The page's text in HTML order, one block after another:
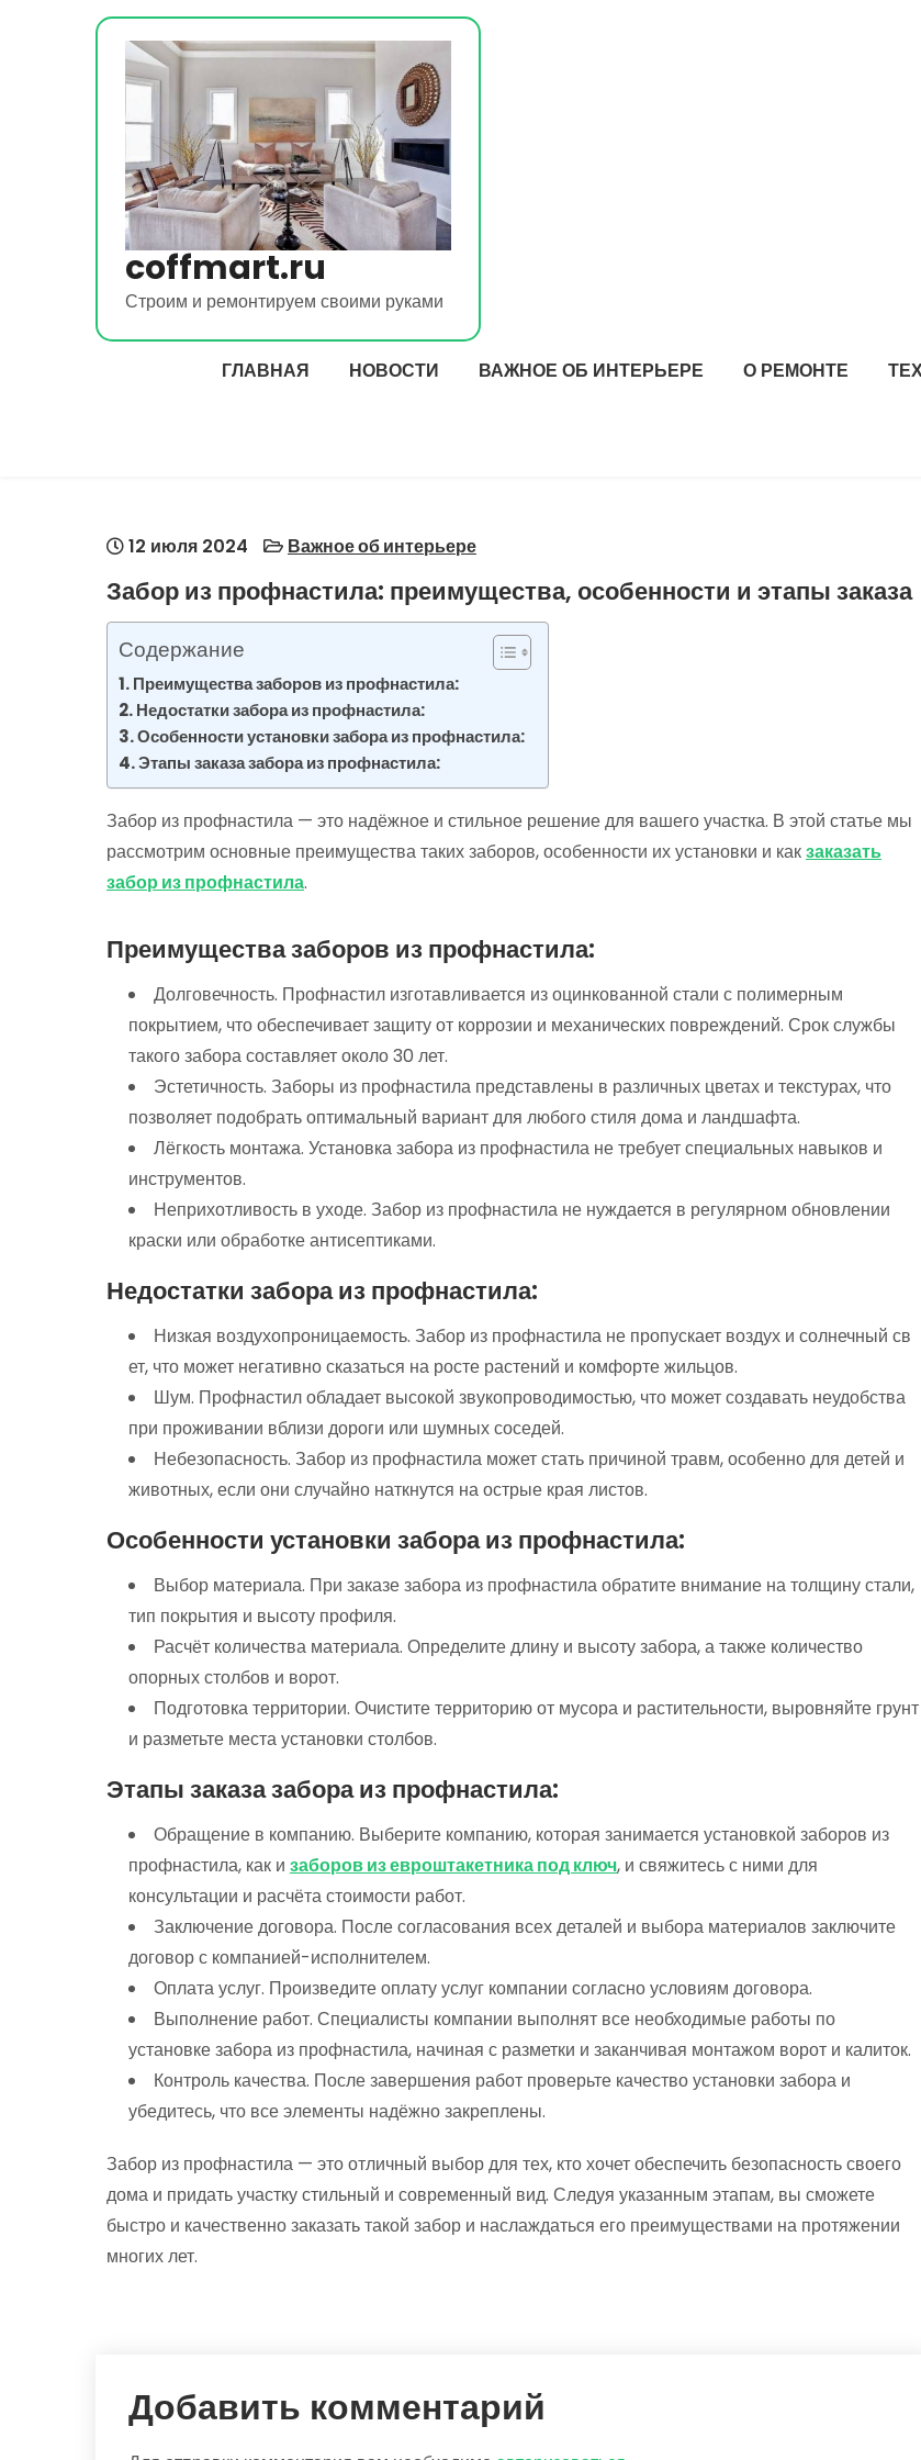
coffmart.ru
Строим и ремонтируем своими руками
ГЛАВНАЯ НОВОСТИ ВАЖНОЕ ОБ ИНТЕРЬЕРЕ О РЕМОНТЕ
12 июля 2024 Важное об интерьере
Забор из профнастила: преимущества, особенности и этапы заказа
Содержание
Преимущества заборов из профнастила:
Недостатки забора из профнастила:
Особенности установки забора из профнастила:
Этапы заказа забора из профнастила:
Забор из профнастила — это надёжное и стильное решение для вашего участка. В этой статье мы
рассмотрим основные преимущества таких заборов, особенности их установки и какзаказать
забор из профнастила.
Преимущества заборов из профнастила:
Долговечность. Профнастил изготавливается из оцинкованной стали с полимерным
покрытием, что обеспечивает защиту от коррозии и механических повреждений. Срок службы
такого забора составляет около 30 лет.
Эстетичность. Заборы из профнастила представлены в различных цветах и текстурах, что
позволяет подобрать оптимальный вариант для любого стиля дома и ландшафта.
Лёгкость монтажа. Установка забора из профнастила не требует специальных навыков и
инструментов.
Неприхотливость в уходе. Забор из профнастила не нуждается в регулярном обновлении
краски или обработке антисептиками.
Недостатки забораизпрофнастила:
Низкая воздухопроницаемость. Забор из профнастила не пропускает воздух и солнечный св
ет, что может негативносказаться на росте растений и комфортежильцов.
Шум. Профнастилобладает высокой звукопроводимостью, что можетсоздавать неудобства
при проживании вблизи дороги или шумныхсоседей.
Небезопасность. Забор из профнастила можетстать причиной травм,особеннодля детей и
животных,если они случайно наткнутся наострые края листов.
Особенности установки забора из профнастила:
Выбор материала. При заказе забора из профнастила обратите внимание на толщину стали,
тип покрытия и высоту профиля.
Расчёт количества материала. Определите длину и высоту забора, а также количество
опорных столбов и ворот.
Подготовка территории. Очистите территорию от мусора и растительности, выровняйте грунт
и разметьте места установки столбов.
Этапы заказа забора из профнастила:
Обращение в компанию. Выберите компанию, которая занимается установкой заборов из
профнастила, как и заборов из евроштакетника под ключ, и свяжитесь с ними для
консультации и расчёта стоимости работ.
Заключение договора. После согласования всех деталей и выбора материалов заключите
договор с компанией-исполнителем.
Оплата услуг. Произведите оплату услуг компании согласно условиям договора.
Выполнение работ. Специалисты компании выполнят все необходимые работы по
установке забора из профнастила, начиная с разметки и заканчивая монтажом ворот и калиток.
Контроль качества. После завершения работ проверьте качество установки забора и
убедитесь, что все элементы надёжно закреплены.
Забор из профнастила — это отличный выбор для тех, кто хочет обеспечить безопасность своего
дома и придать участку стильный и современный вид. Следуя указанным этапам, вы сможете
быстро и качественно заказать такой забор и наслаждаться его преимуществами на протяжении
многих лет.
Добавить комментарий